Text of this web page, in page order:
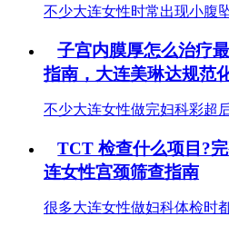
不少大连女性时常出现小腹
子宫内膜厚怎么治疗
指南，大连美琳达规范
不少大连女性做完妇科彩超
TCT 检查什么项目?
连女性宫颈筛查指南
很多大连女性做妇科体检时